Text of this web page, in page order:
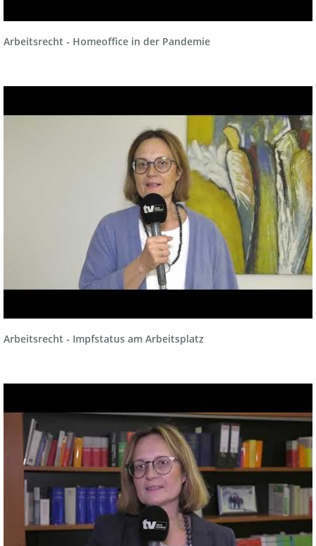
Arbeitsrecht - Homeoffice in der Pandemie
Arbeitsrecht - Impfstatus am Arbeitsplatz